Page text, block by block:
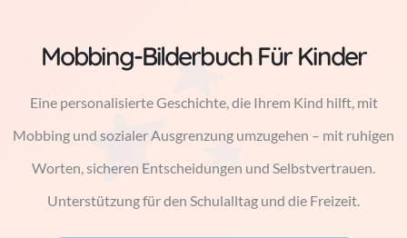
Mobbing-Bilderbuch Für Kinder
Eine personalisierte Geschichte, die Ihrem Kind hilft, mit
Mobbing und sozialer Ausgrenzung umzugehen – mit ruhigen
Worten, sicheren Entscheidungen und Selbstvertrauen.
Unterstützung für den Schulalltag und die Freizeit.